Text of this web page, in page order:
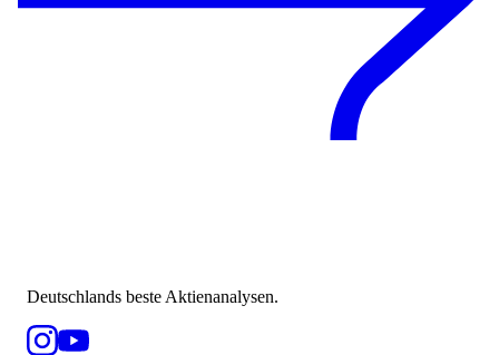
Deutschlands beste Aktienanalysen.